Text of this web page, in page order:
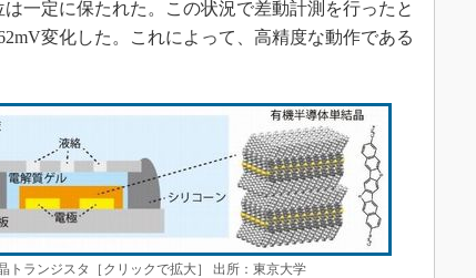
一定に保たれた。この状況で差動計測を行ったと
変化した。これによって、高精度な動作である
トランジスタ［クリックで拡大］ 出所：東京大学